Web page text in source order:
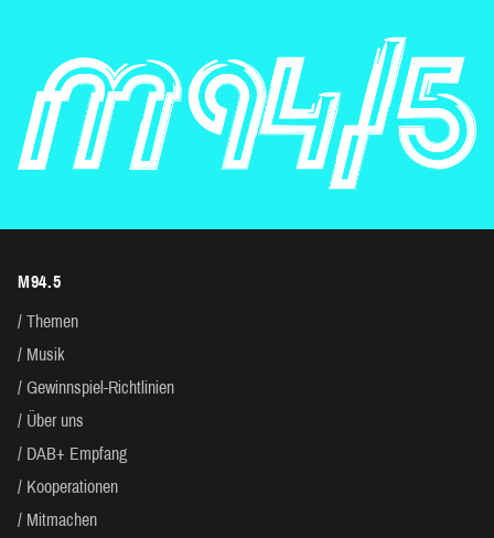
M94.5
Themen
Musik
Gewinnspiel-Richtlinien
Über uns
DAB+ Empfang
Kooperationen
Mitmachen